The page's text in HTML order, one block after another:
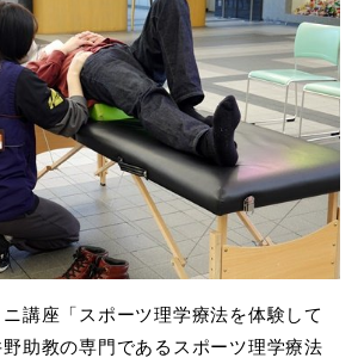
講座「スポーツ理学療法を体験して
助教の専門であるスポーツ理学療法